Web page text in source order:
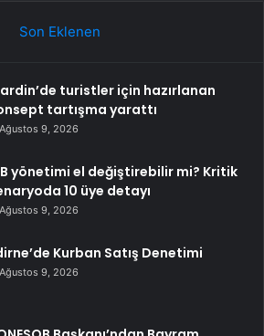
Son Eklenen
turistler için hazırlanan
tartışma yarattı
Ağustos 9, 2026
yönetimi el değiştirebilir mi? Kritik
10 üye detayı
Ağustos 9, 2026
Kurban Satış Denetimi
Ağustos 9, 2026